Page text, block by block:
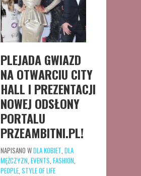
PLEJADA GWIAZD
NA OTWARCIU CITY
HALL I PREZENTACJI
NOWEJ ODSŁONY
PORTALU
PRZEAMBITNI.PL!
NAPISANO WDLA KOBIET DLA
MĘŻCZYZN EVENTS FASHION
PEOPLE STYLE OF LIFE